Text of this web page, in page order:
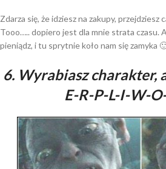
Zdarza się, że idziesz na zakupy, przejdziesz
Tooo….. dopiero jest dla mnie strata czasu.
pieniądz, i tu sprytnie koło nam się zamyka
6. Wyrabiasz charakter,
E-R-P-L-I-W-